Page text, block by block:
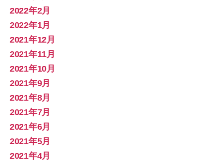
2022年2月
2022年1月
2021年12月
2021年11月
2021年10月
2021年9月
2021年8月
2021年7月
2021年6月
2021年5月
2021年4月